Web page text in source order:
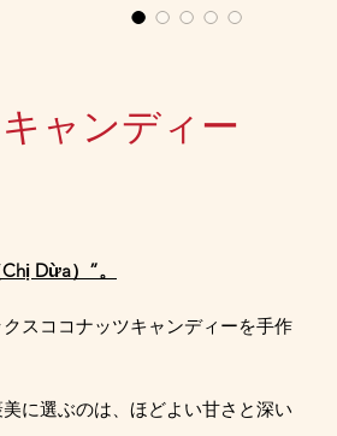
ャンディー
Dừa）”。
スココナッツキャンディーを手作
に選ぶのは、ほどよい甘さと深い